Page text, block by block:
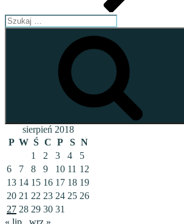
Szukaj:
sierpień 2018
P W Ś C P S N
1
2 3 4
5
6
7 8 9 10 11 12
13 14 15 16 17 18 19
20 21 22 23 24 25 26
27 28 29 30 31
« lip
wrz »